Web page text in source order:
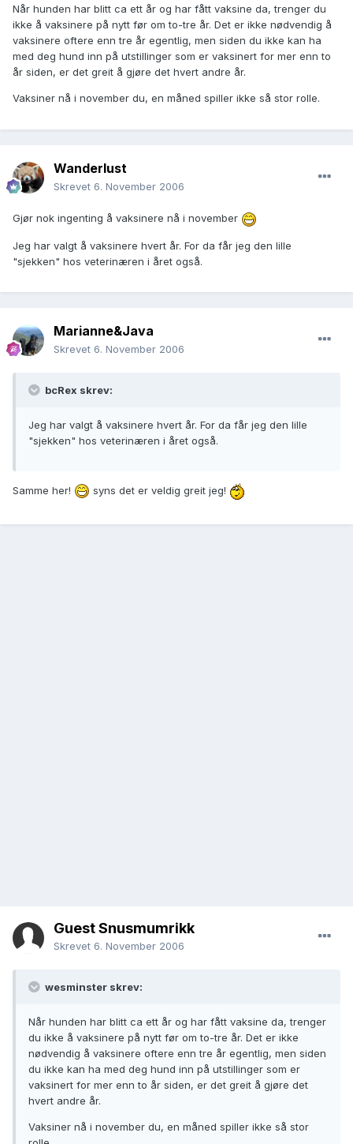
Når hunden har blitt ca ett år og har fått vaksine da, trenger du
ikke å vaksinere på nytt før om to-tre år. Det er ikke nødvendig å
vaksinere oftere enn tre år egentlig, men siden du ikke kan ha
med deg hund inn på utstillinger som er vaksinert for mer enn to
år siden, er det greit å gjøre det hvert andre år.
Vaksiner nå i november du, en måned spiller ikke så stor rolle.
Wanderlust
Skrevet 6. November 2006
Gjør nok ingenting å vaksinere nå i november
Jeg har valgt å vaksinere hvert år. For da får jeg den lille
"sjekken" hos veterinæren i året også.
Marianne&Java
Skrevet 6. November 2006
bcRex skrev:
Jeg har valgt å vaksinere hvert år. For da får jeg den lille
"sjekken" hos veterinæren i året også.
Samme her! syns det er veldig greit jeg!
Guest Snusmumrikk
Skrevet 6. November 2006
wesminster skrev:
Når hunden har blitt ca ett år og har fått vaksine da, trenger
du ikke å vaksinere på nytt før om to-tre år. Det er ikke
nødvendig å vaksinere oftere enn tre år egentlig, men siden
du ikke kan ha med deg hund inn på utstillinger som er
vaksinert for mer enn to år siden, er det greit å gjøre det
hvert andre år.
Vaksiner nå i november du, en måned spiller ikke så stor